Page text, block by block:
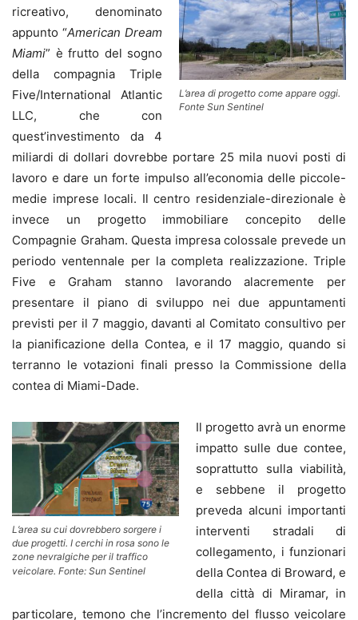
L’area di progetto come appare oggi.
Fonte Sun Sentinel
ricreativo, denominato
appunto “American Dream
Miami” è frutto del sogno
della compagnia Triple
Five/International Atlantic
LLC, che con
quest’investimento da 4
miliardi di dollari dovrebbe portare 25 mila nuovi posti di
lavoro e dare un forte impulso all’economia delle piccole-
medie imprese locali. Il centro residenziale-direzionale è
invece un progetto immobiliare concepito delle
Compagnie Graham. Questa impresa colossale prevede un
periodo ventennale per la completa realizzazione. Triple
Five e Graham stanno lavorando alacremente per
presentare il piano di sviluppo nei due appuntamenti
previsti per il 7 maggio, davanti al Comitato consultivo per
la pianificazione della Contea, e il 17 maggio, quando si
terranno le votazioni finali presso la Commissione della
contea di Miami-Dade.
L’area su cui dovrebbero sorgere i
due progetti. I cerchi in rosa sono le
zone nevralgiche per il traffico
veicolare. Fonte: Sun Sentinel
Il progetto avrà un enorme
impatto sulle due contee,
soprattutto sulla viabilità,
e sebbene il progetto
preveda alcuni importanti
interventi stradali di
collegamento, i funzionari
della Contea di Broward, e
della città di Miramar, in
particolare, temono che l’incremento del flusso veicolare